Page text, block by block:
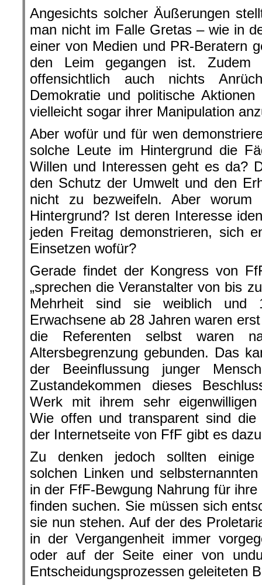
Angesichts solcher Äußerungen
man nicht im Falle Gretas – wie in
einer von Medien und PR-Beratern
den Leim gegangen ist. Zudem
offensichtlich auch nichts
Demokratie und politische
vielleicht sogar ihrer Manipulation
Aber wofür und für wen
solche Leute im Hintergrund die
Willen und Interessen geht es da?
den Schutz der Umwelt und den
nicht zu bezweifeln. Aber
Hintergrund? Ist deren Interesse
jeden Freitag demonstrieren, sich
Einsetzen wofür?
Gerade findet der Kongress von
„sprechen die Veranstalter von bis
Mehrheit sind sie weiblich
Erwachsene ab 28 Jahren waren
die Referenten selbst waren
Altersbegrenzung gebunden. Das
der Beeinflussung junger
Zustandekommen dieses
Werk mit ihrem sehr eigenwilligen
Wie offen und transparent sind die
der Internetseite von FfF gibt es
Zu denken jedoch sollten einige
solchen Linken und
in der FfF-Bewgung Nahrung für
finden suchen. Sie müssen sich
sie nun stehen. Auf der des
in der Vergangenheit immer
oder auf der Seite einer von
Entscheidungsprozessen geleiteten